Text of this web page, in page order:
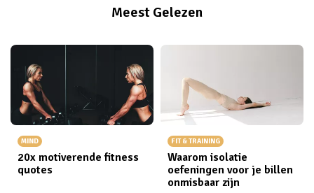
Meest Gelezen
MIND
20x motiverende fitness
quotes
FIT & TRAINING
Waarom isolatie
oefeningen voor je billen
onmisbaar zijn